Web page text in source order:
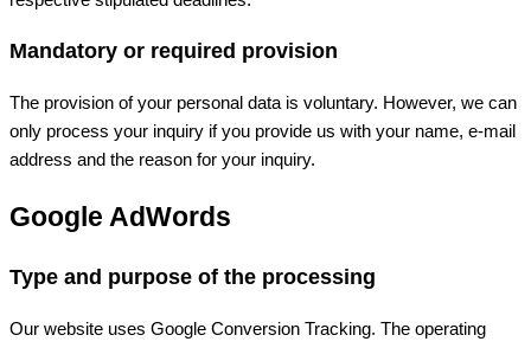
Mandatory or required provision
The provision of your personal data is voluntary. However, we can
only process your inquiry if you provide us with your name, e-mail
address and the reason for your inquiry.
Google AdWords
Type and purpose of the processing
Our website uses Google Conversion Tracking. The operating